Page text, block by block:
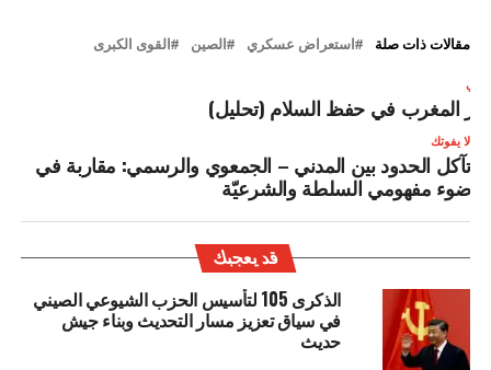
مقالات ذات صلة استعراض عسكري الصين القوى الكبرى
المغرب في حفظ السلام (تحليل)
لا يفوتك
تآكل الحدود بين المدني – الجمعوي والرسمي: مقاربة في
ضوء مفهومي السلطة والشرعيّة
قد يعجبك
الذكرى 105 لتأسيس الحزب الشيوعي الصيني
في سياق تعزيز مسار التحديث وبناء جيش
حديث